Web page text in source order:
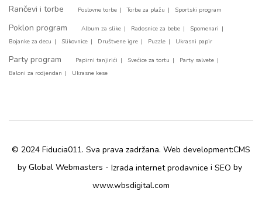
Rančevi i torbe Poslovne torbe Torbe za plažu Sportski program
Poklon program Album za slike Radosnice za bebe
Spomenari
Bojanke za decu
Slikovnice Društvene igre Puzzle Ukrasni papir
Party program Papirni tanjirići Svećice za tortu
Party salvete
Baloni za rodjendan
Ukrasne kese
© 2024 Fiducia011. Sva prava zadržana. Web development:CMS
by Global Webmasters - Izrada internet prodavnice i SEO by
www.wbsdigital.com